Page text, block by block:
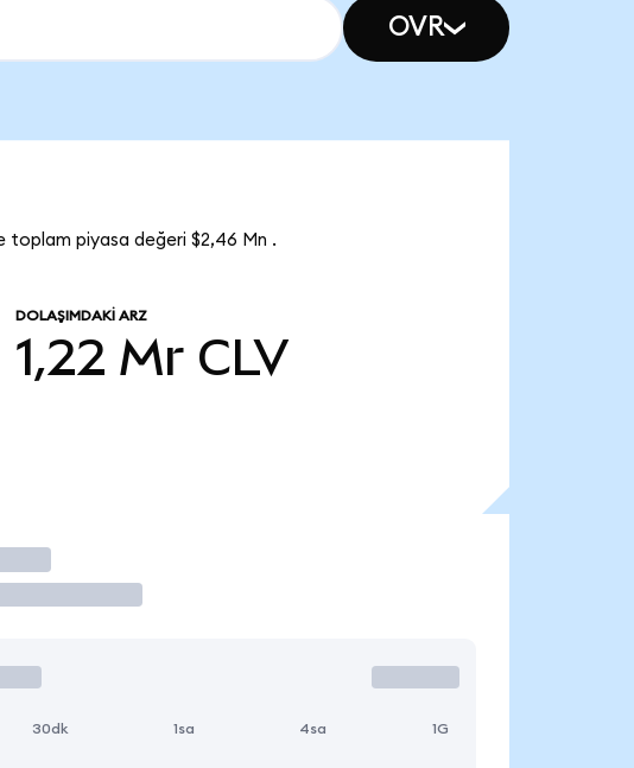
OVR
toplam piyasa değeri $2,46 Mn .
DOLAŞIMDAKI ARZ
1,22 Mr CLV
30dk 1sa 4sa 1G